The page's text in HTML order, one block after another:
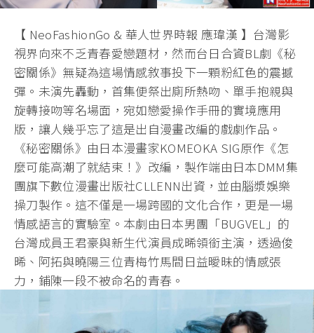
【 NeoFashionGo & 華人世界時報 應瑋漢 】台灣影
視界向來不乏青春愛戀題材，然而台日合資BL劇《秘
密關係》無疑為這場情感敘事投下一顆粉紅色的震撼
彈。未演先轟動，首集便祭出廁所熱吻、單手抱親與
旋轉接吻等名場面，宛如戀愛操作手冊的實境應用
版，讓人幾乎忘了這是出自漫畫改編的戲劇作品。
《秘密關係》由日本漫畫家KOMEOKA SIG原作《怎
麼可能高潮了就結束！》改編，製作端由日本DMM集
團旗下數位漫畫出版社CLLENN出資，並由腦漿娛樂
操刀製作。這不僅是一場跨國的文化合作，更是一場
情感語言的實驗室。本劇由日本男團「BUGVEL」的
台灣成員王君豪與新生代演員成晞領銜主演，透過俊
晞、阿拓與曉陽三位青梅竹馬間日益曖昧的情感張
力，鋪陳一段不被命名的青春。